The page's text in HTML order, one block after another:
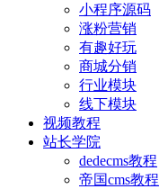
小程序源码
涨粉营销
有趣好玩
商城分销
行业模块
线下模块
视频教程
站长学院
dedecms教程
帝国cms教程